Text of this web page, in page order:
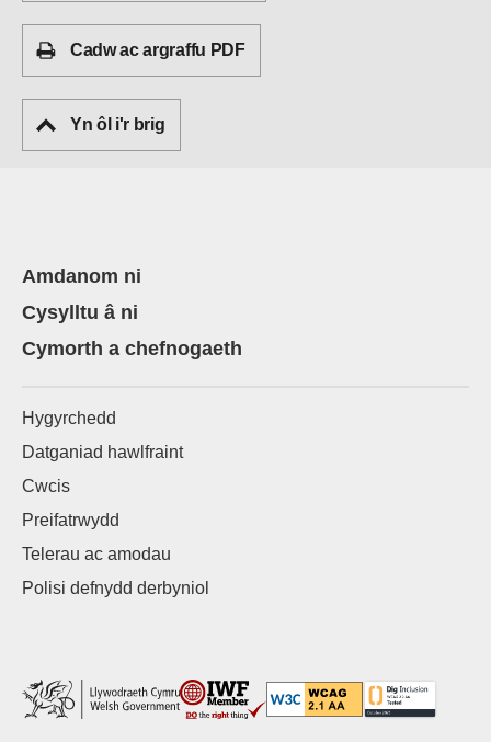
Cadw ac argraffu PDF
Yn ôl i'r brig
Amdanom ni
Cysylltu â ni
Cymorth a chefnogaeth
Hygyrchedd
Datganiad hawlfraint
Cwcis
Preifatrwydd
Telerau ac amodau
Polisi defnydd derbyniol